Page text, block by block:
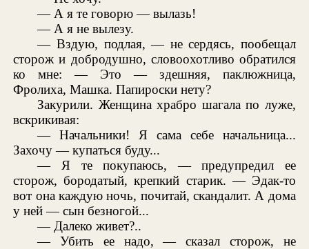
— А я те говорю — вылазь!
— А я не вылезу.
— Вздую, подлая, — не сердясь, пообещал
сторож и добродушно, словоохотливо обратился
ко мне: — Это — здешняя, паклюжница,
Фролиха, Машка. Папироски нету?
Закурили. Женщина храбро шагала по луже,
вскрикивая:
— Начальники! Я сама себе начальница...
Захочу — купаться буду...
— Я те покупаюсь, — предупредил ее
сторож, бородатый, крепкий старик. — Эдак-то
вот она каждую ночь, почитай, скандалит. А дома
у ней — сын безногой...
— Далеко живет?..
— Убить ее надо, — сказал сторож, не